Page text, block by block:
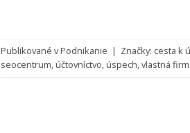
Publikované vPodnikanie | Značky: cesta k
seocentrum,účtovníctvo,úspech,vlastná